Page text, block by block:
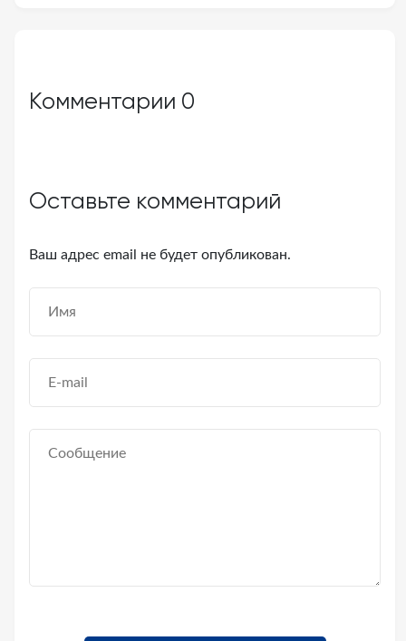
Комментарии 0
Оставьте комментарий
Ваш адрес email не будет опубликован.